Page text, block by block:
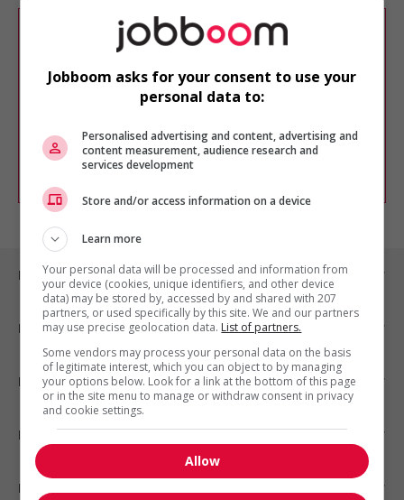
Désolé, cette recherche n'a produit aucun
résultat.
Veuillez faire une nouvelle recherche.
Vous pouvez en tout temps utiliser nos
chercher un poste selon votre profil
d'intérêt en emploi en vousinscrivant
comme membre Jobboom.
Emplois par ville
Emplois par secteur
Emplois par statut
Emplois par type
Nos suggestions
Jobboom asks for your consent to use your
personal data to:
Personalised advertising and content, advertising and
content measurement, audience research and
services development
Store and/or access information on a device
Learn more
Your personal data will be processed and information from
your device (cookies, unique identifiers, and other device
data) may be stored by, accessed by and shared with 207
partners, or used specifically by this site. We and our partners
may use precise geolocation data. List of partners.
Some vendors may process your personal data on the basis
of legitimate interest, which you can object to by managing
your options below. Look for a link at the bottom of this page
or in the site menu to manage or withdraw consent in privacy
and cookie settings.
Allow